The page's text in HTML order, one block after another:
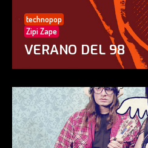
technopop
Zipi Zape
VERANO DEL 98